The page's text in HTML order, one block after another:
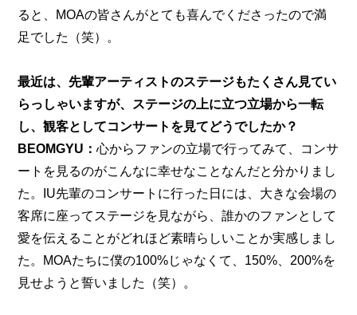
ると、MOAの皆さんがとても喜んでくださったので満
足でした（笑）。
最近は、先輩アーティストのステージもたくさん見てい
らっしゃいますが、ステージの上に立つ立場から一転
し、観客としてコンサートを見てどうでしたか？
BEOMGYU：心からファンの立場で行ってみて、コンサ
ートを見るのがこんなに幸せなことなんだと分かりまし
た。IU先輩のコンサートに行った日には、大きな会場の
客席に座ってステージを見ながら、誰かのファンとして
愛を伝えることがどれほど素晴らしいことか実感しまし
た。MOAたちに僕の100%じゃなくて、150%、200%を
見せようと誓いました（笑）。